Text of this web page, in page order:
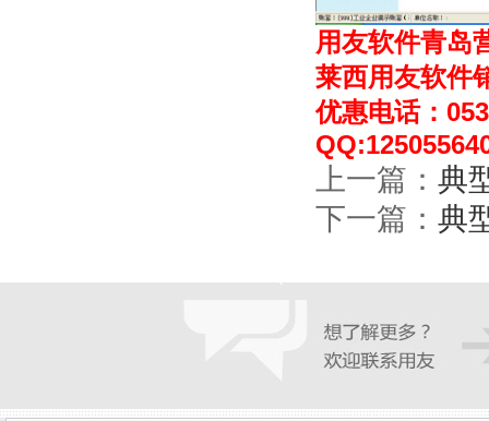
用友软件青
莱西用友软件
优惠电话：
上一篇： 典
下一篇： 典